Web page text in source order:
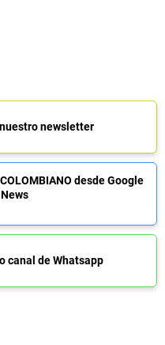
newsletter
desde Google
News
canal de Whatsapp